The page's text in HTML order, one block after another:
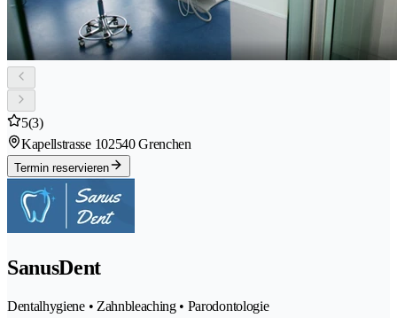
5(3)
Kapellstrasse 102540 Grenchen
Termin reservieren
SanusDent
Dentalhygiene • Zahnbleaching • Parodontologie